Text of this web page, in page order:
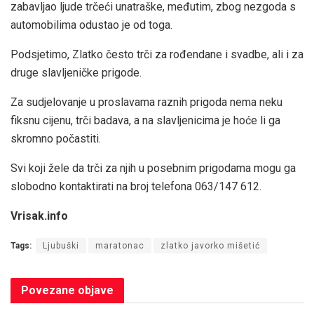
zabavljao ljude trčeći unatraške, međutim, zbog nezgoda s
automobilima odustao je od toga.
Podsjetimo, Zlatko često trči za rođendane i svadbe, ali i za
druge slavljeničke prigode.
Za sudjelovanje u proslavama raznih prigoda nema neku
fiksnu cijenu, trči badava, a na slavljenicima je hoće li ga
skromno počastiti.
Svi koji žele da trči za njih u posebnim prigodama mogu ga
slobodno kontaktirati na broj telefona 063/147 612.
Vrisak.info
Tags: Ljubuški maratonac zlatko javorko mišetić
Povezane objave